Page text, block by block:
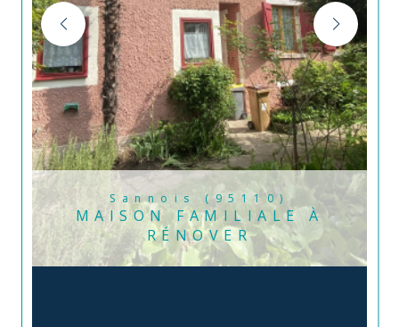
Sannois (95110)
MAISON FAMILIALE À
RÉNOVER